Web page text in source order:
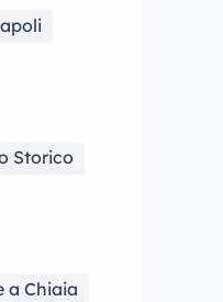
Storico
a Chiaia